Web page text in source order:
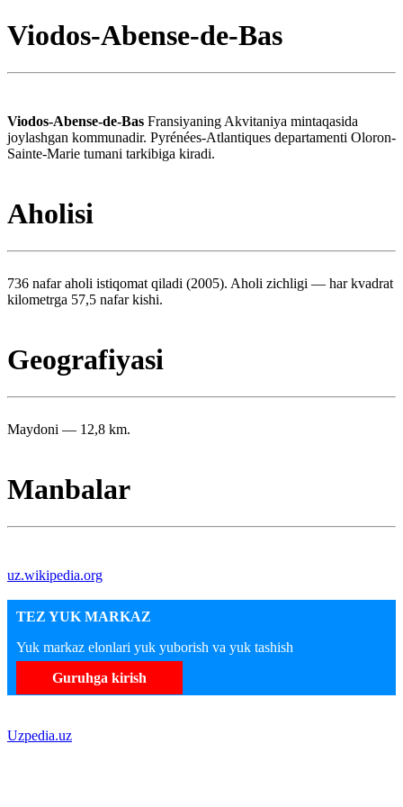
Viodos-Abense-de-Bas
Viodos-Abense-de-Bas Fransiyaning Akvitaniya mintaqasida
joylashgan kommunadir. Pyrénées-Atlantiques departamenti Oloron-
Sainte-Marie tumani tarkibiga kiradi.
Aholisi
736 nafar aholi istiqomat qiladi (2005). Aholi zichligi — har kvadrat
kilometrga 57,5 nafar kishi.
Geografiyasi
Maydoni — 12,8 km.
Manbalar
uz.wikipedia.org
TEZ YUK MARKAZ
Yuk markaz elonlari yuk yuborish va yuk tashish
Guruhga kirish
Uzpedia.uz